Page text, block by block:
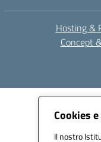
Cookies
Il nostro
Hosting &
Concept